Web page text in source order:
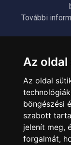
Az
Az oldal
böngészési
szabott
jelenít meg,
forgalmát,
További
Elérhetőségek
Garanciális
Webszolgáltatás
Üzleteinkben az
érhető el,